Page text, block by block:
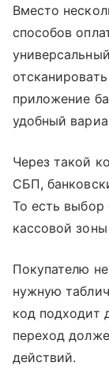
Вместо
способов
приложение
удобный
Через такой
СБП,
То есть выбор
кассовой
Покупателю
нужную
код подходит
переход
действий.